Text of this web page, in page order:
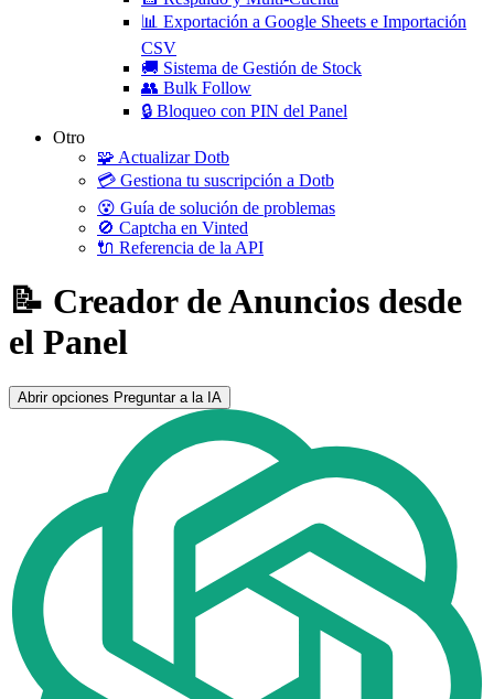
📊 Exportación a Google Sheets e Importación
CSV
🚚 Sistema de Gestión de Stock
👥 Bulk Follow
🔒 Bloqueo con PIN del Panel
Otro
🧩 Actualizar Dotb
💳 Gestiona tu suscripción a Dotb
😵 Guía de solución de problemas
🚫 Captcha en Vinted
🔌 Referencia de la API
📝 Creador de Anuncios desde
el Panel
Abrir opciones Preguntar a la IA